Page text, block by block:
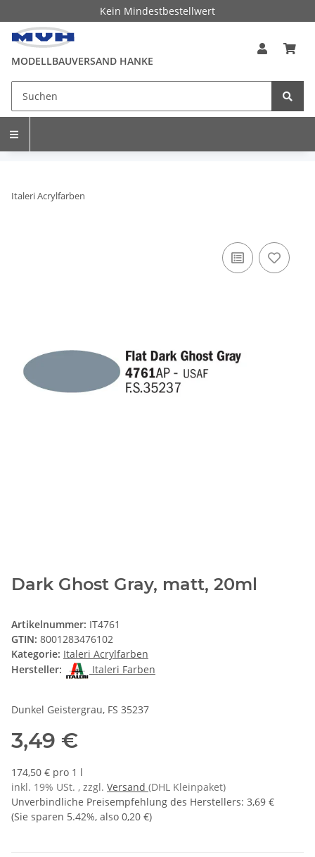
Kein Mindestbestellwert
MODELLBAUVERSAND HANKE
Italeri Acrylfarben
Dark Ghost Gray, matt, 20ml
Artikelnummer: IT4761
GTIN: 8001283476102
Kategorie: Italeri Acrylfarben
Hersteller:
Italeri Farben
Dunkel Geistergrau, FS 35237
3,49 €
174,50 € pro 1 l
inkl. 19% USt. , zzgl. Versand (DHL Kleinpaket)
Unverbindliche Preisempfehlung des Herstellers: 3,69 €
(Sie sparen 5.42%, also 0,20 €)